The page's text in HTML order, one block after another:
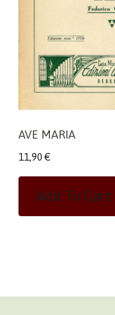
AVE MARIA
11,90 €
Add To Cart